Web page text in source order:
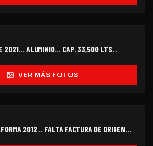
2021... ALUMINIO... CAP. 33,500 LTS...
VER MÁS FOTOS
2012... FALTA FACTURA DE ORIGEN...